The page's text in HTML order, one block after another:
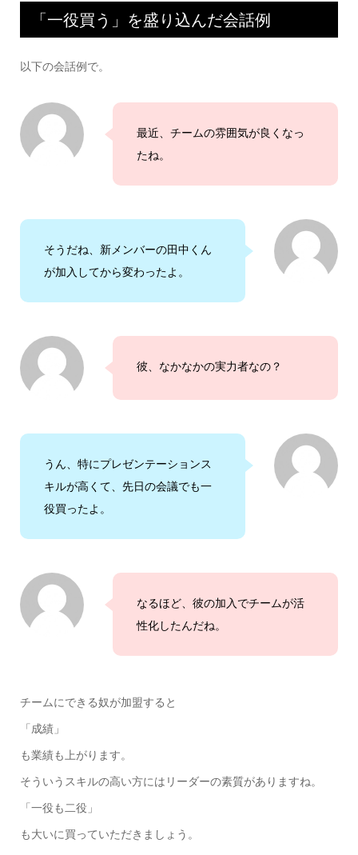
「一役買う」を盛り込んだ会話例
以下の会話例で。
最近、チームの雰囲気が良くなっ
たね。
そうだね、新メンバーの田中くん
が加入してから変わったよ。
彼、なかなかの実力者なの？
うん、特にプレゼンテーションス
キルが高くて、先日の会議でも一
役買ったよ。
なるほど、彼の加入でチームが活
性化したんだね。
チームにできる奴が加盟すると
「成績」
も業績も上がります。
そういうスキルの高い方にはリーダーの素質がありますね。
「一役も二役」
も大いに買っていただきましょう。